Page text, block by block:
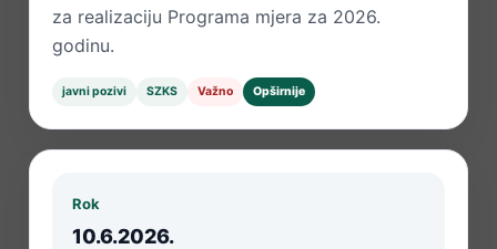
za realizaciju Programa mjera za 2026.
godinu.
javni pozivi SZKS Važno Opširnije
Rok
10.6.2026.